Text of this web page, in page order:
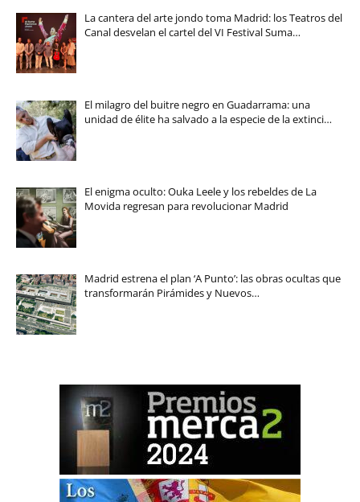
La cantera del arte jondo toma Madrid: los Teatros del
Canal desvelan el cartel del VI Festival Suma…
El milagro del buitre negro en Guadarrama: una
unidad de élite ha salvado a la especie de la extinci…
El enigma oculto: Ouka Leele y los rebeldes de La
Movida regresan para revolucionar Madrid
Madrid estrena el plan ‘A Punto’: las obras ocultas que
transformarán Pirámides y Nuevos…